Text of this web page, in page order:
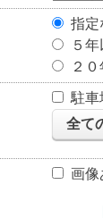
指定
５
２
駐車
全て
画像